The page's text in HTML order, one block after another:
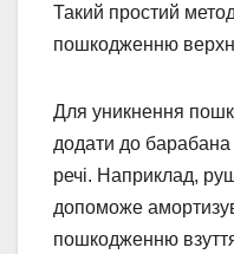
Такий простий
пошкодженню
Для уникнення
додати до барабана
речі. Наприклад,
допоможе
пошкодженню